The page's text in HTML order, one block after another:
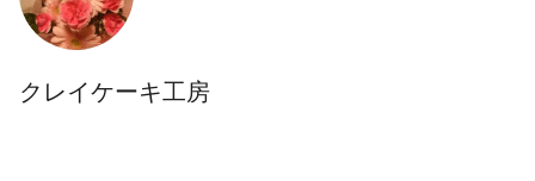
クレイケーキ工房